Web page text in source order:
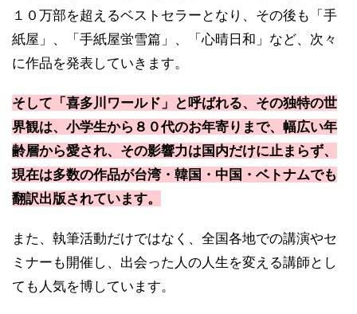
１０万部を超えるベストセラーとなり、その後も「手
紙屋」、「手紙屋蛍雪篇」、「心晴日和」など、次々
に作品を発表していきます。
そして「喜多川ワールド」と呼ばれる、その独特の世
界観は、小学生から８０代のお年寄りまで、幅広い年
齢層から愛され、その影響力は国内だけに止まらず、
現在は多数の作品が台湾・韓国・中国・ベトナムでも
翻訳出版されています。
また、執筆活動だけではなく、全国各地での講演やセ
ミナーも開催し、出会った人の人生を変える講師とし
ても人気を博しています。